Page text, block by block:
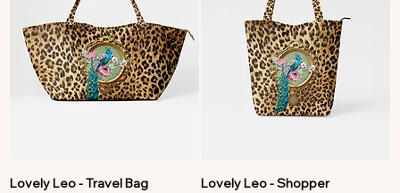
Lovely Leo - Travel Bag
Lovely Leo - Shopper